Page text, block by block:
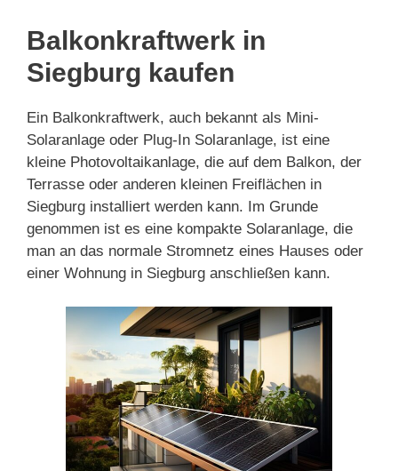
Balkonkraftwerk in
Siegburg kaufen
Ein Balkonkraftwerk, auch bekannt als Mini-
Solaranlage oder Plug-In Solaranlage, ist eine
kleine Photovoltaikanlage, die auf dem Balkon, der
Terrasse oder anderen kleinen Freiflächen in
Siegburg installiert werden kann. Im Grunde
genommen ist es eine kompakte Solaranlage, die
man an das normale Stromnetz eines Hauses oder
einer Wohnung in Siegburg anschließen kann.